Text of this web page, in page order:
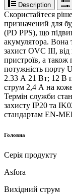
Description
Скористайтеся
призначений для
(PD PPS), що
акумулятора. Вона
захист OVC III,
пристроїв, а
потужність порту
2.33 А 21 Вт; 12 В
струм 2,4 А на
Термін служби
захисту IP20 та
стандартам EN-
Головна
Серія продукту
Asfora
Вихідний струм